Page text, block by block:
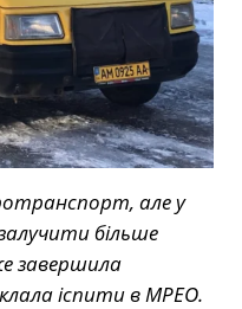
але у
більше
завершила
іспити в МРЕО.